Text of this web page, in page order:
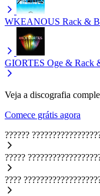
WKEANOUS Rack &
GIORTES Oge & Rack
Veja a discografia
Comece grátis agora
??????
?????
????